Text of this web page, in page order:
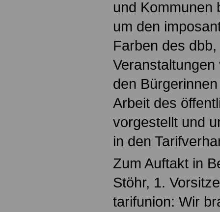
und Kommunen
um den
Farben des
den
Arbeit des
vorgestellt und
in den
Zum Auftakt in
Stöhr, 1.
tarifunion: Wir